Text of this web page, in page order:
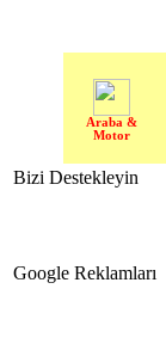
Araba &
Motor
Bizi Destekleyin
Google Reklamları